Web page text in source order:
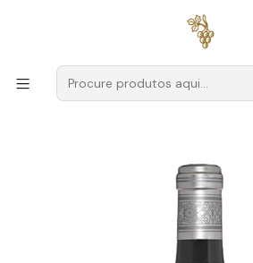
para encomendas a
Produtores África do Sul
Porseleinberg Syrah 2022 África do
75cl